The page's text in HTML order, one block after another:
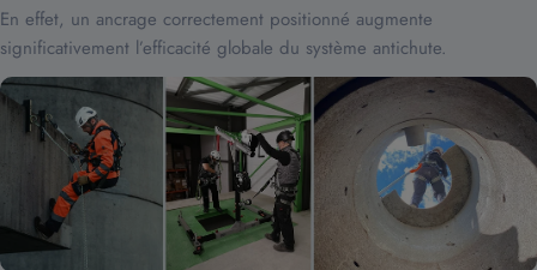
En effet, un ancrage correctement positionné augmente
significativement l’efficacité globale du système antichute.